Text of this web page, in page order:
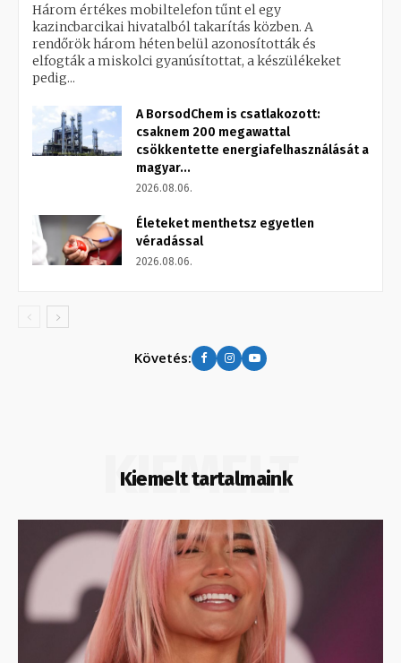
Három értékes mobiltelefon tűnt el egy
kazincbarcikai hivatalból takarítás közben. A
rendőrök három héten belül azonosították és
elfogták a miskolci gyanúsítottat, a készülékeket
pedig...
A BorsodChem is csatlakozott:
csaknem 200 megawattal
csökkentette energiafelhasználását a
magyar...
2026.08.06.
Életeket menthetsz egyetlen
véradással
2026.08.06.
Követés:
Kiemelt tartalmaink
KIEMELT